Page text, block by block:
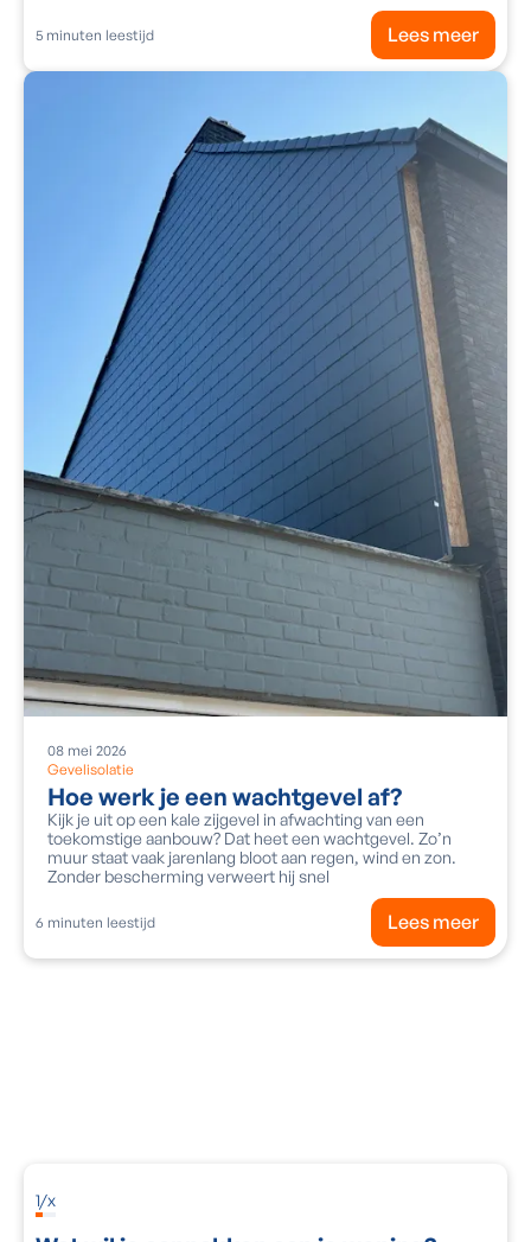
5 minuten leestijd Lees meer
Gevelisolatie
08 mei 2026
Hoe werk je een wachtgevel af?
Kijk je uit op een kale zijgevel in afwachting van een
toekomstige aanbouw? Dat heet een wachtgevel. Zo’n
muur staat vaak jarenlang bloot aan regen, wind en zon.
Zonder bescherming verweert hij snel
6 minuten leestijd Lees meer
1/x